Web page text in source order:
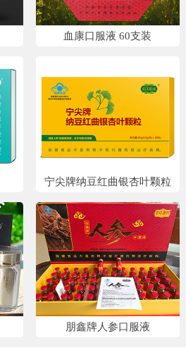
血康口服液 60支装
宁尖牌纳豆红曲银杏叶颗粒
朋鑫牌人参口服液